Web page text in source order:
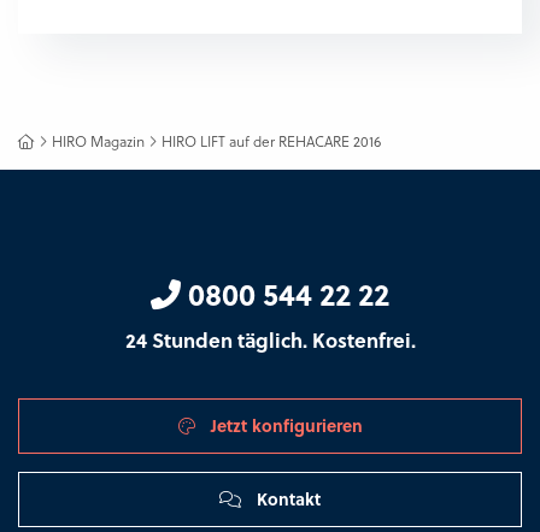
HIRO Magazin HIRO LIFT auf der REHACARE 2016
0800 544 22 22
24 Stunden täglich. Kostenfrei.
Jetzt konfigurieren
Kontakt